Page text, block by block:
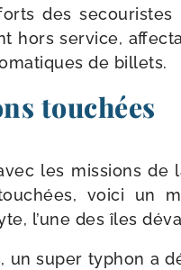
des secou­ristes
hors ser­vice,
de billets.
touchées
les mis­sions de
voi­ci un
l’une des îles
un super typhon a